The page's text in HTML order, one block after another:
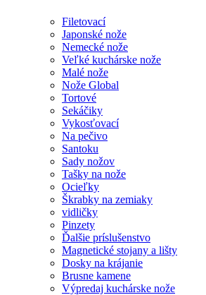
Filetovací
Japonské nože
Nemecké nože
Veľké kuchárske nože
Malé nože
Nože Global
Tortové
Sekáčiky
Vykosťovací
Na pečivo
Santoku
Sady nožov
Tašky na nože
Ocieľky
Škrabky na zemiaky
vidličky
Pinzety
Ďalšie príslušenstvo
Magnetické stojany a lišty
Dosky na krájanie
Brusne kamene
Výpredaj kuchárske nože